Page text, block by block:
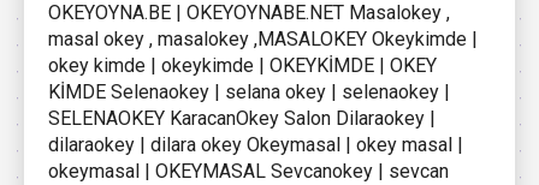
OKEYOYNA.BE | OKEYOYNABE.NET Masalokey ,
masal okey , masalokey ,MASALOKEY Okeykimde |
okey kimde | okeykimde | OKEYKİMDE | OKEY
KİMDE Selenaokey | selana okey | selenaokey |
SELENAOKEY KaracanOkey Salon Dilaraokey |
dilaraokey | dilara okey Okeymasal | okey masal |
okeymasal | OKEYMASAL Sevcanokey | sevcan